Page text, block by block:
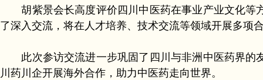
胡紫景会长高度评价四川中医药在事业产业文化等
了深入交流，将在人才培养、技术交流等领域开展多项
此次参访交流进一步巩固了四川与非洲中医药界的
川药川企开展海外合作，助力中医药走向世界。